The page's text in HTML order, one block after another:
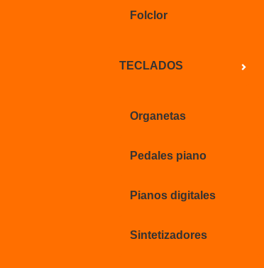
Folclor
TECLADOS
Organetas
Pedales piano
Pianos digitales
Sintetizadores